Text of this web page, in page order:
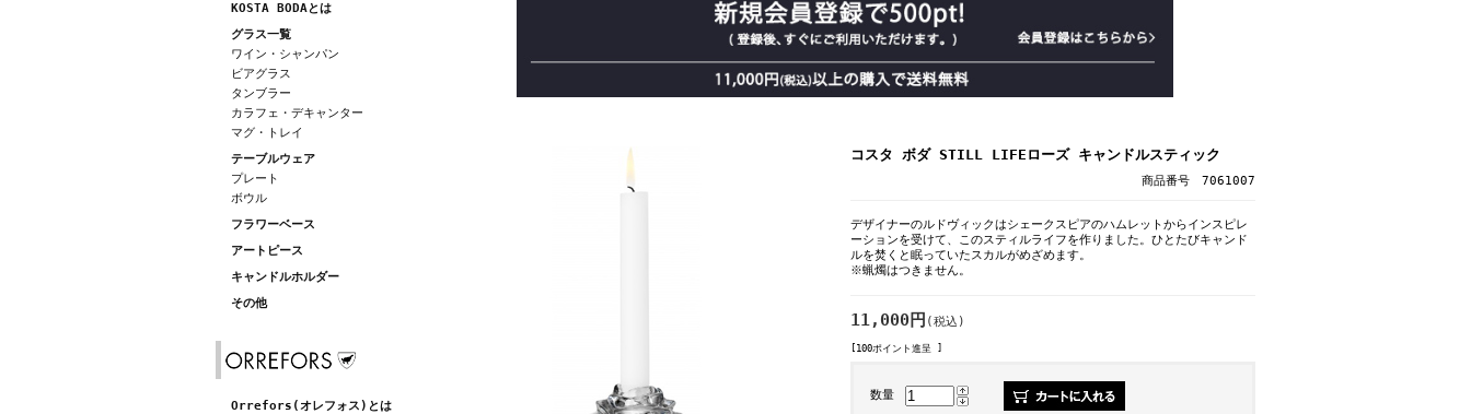
KOSTA BODAとは
グラス一覧
ワイン・シャンパン
ビアグラス
タンブラー
カラフェ・デキャンター
マグ・トレイ
テーブルウェア
プレート
ボウル
フラワーベース
アートピース
キャンドルホルダー
その他
Orrefors(オレフォス)とは
コスタ ボダ STILL LIFEローズ キャンドルスティック
商品番号 7061007
デザイナーのルドヴィックはシェークスピアのハムレットからインスピレ
ーションを受けて、このスティルライフを作りました。ひとたびキャンド
ルを焚くと眠っていたスカルがめざめます。
※蝋燭はつきません。
11,000円 (税込)
[100ポイント進呈 ]
数量